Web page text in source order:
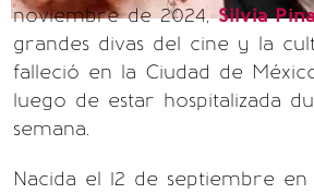
noviembre de 2024,Silvia
grandes divas del cine y la
falleció en la Ciudad de
luego de estar hospitalizada
semana.
Nacida el 12 de septiembre en